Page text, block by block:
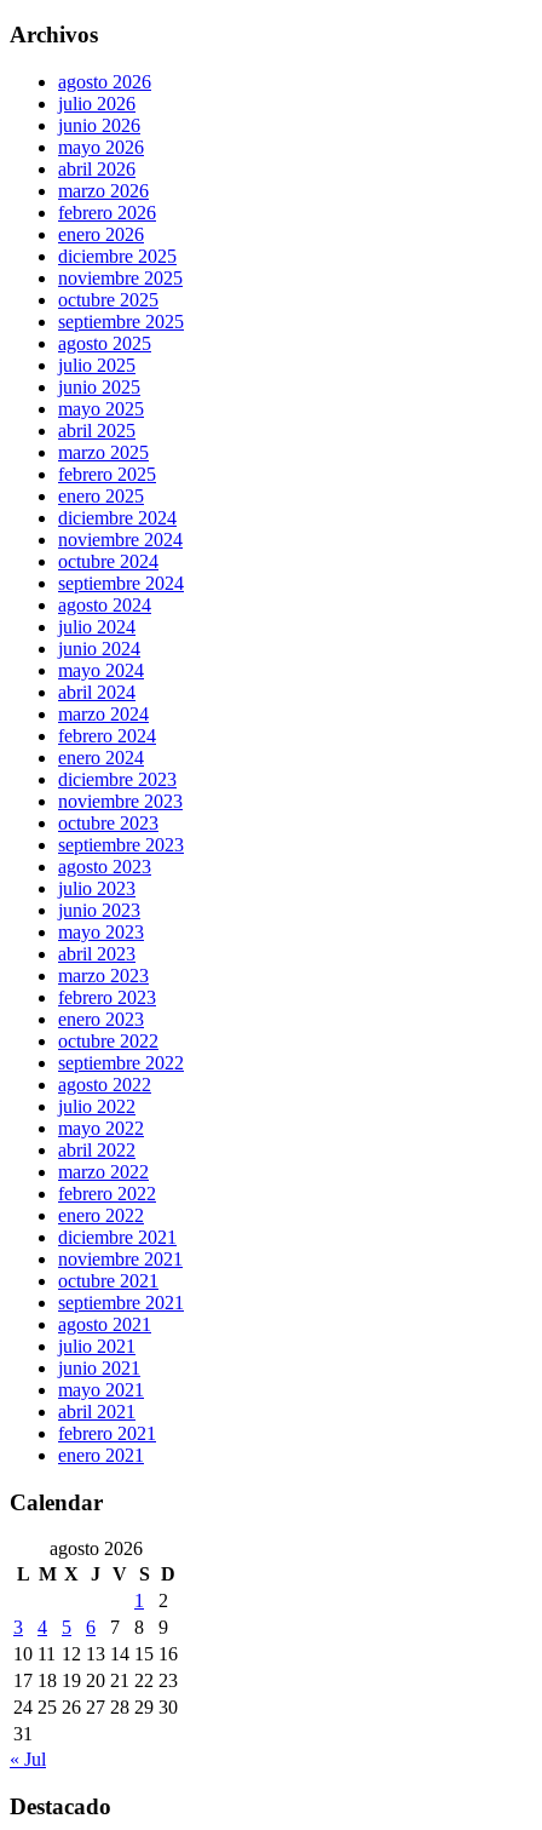
Archivos
agosto 2026
julio 2026
junio 2026
mayo 2026
abril 2026
marzo 2026
febrero 2026
enero 2026
diciembre 2025
noviembre 2025
octubre 2025
septiembre 2025
agosto 2025
julio 2025
junio 2025
mayo 2025
abril 2025
marzo 2025
febrero 2025
enero 2025
diciembre 2024
noviembre 2024
octubre 2024
septiembre 2024
agosto 2024
julio 2024
junio 2024
mayo 2024
abril 2024
marzo 2024
febrero 2024
enero 2024
diciembre 2023
noviembre 2023
octubre 2023
septiembre 2023
agosto 2023
julio 2023
junio 2023
mayo 2023
abril 2023
marzo 2023
febrero 2023
enero 2023
octubre 2022
septiembre 2022
agosto 2022
julio 2022
mayo 2022
abril 2022
marzo 2022
febrero 2022
enero 2022
diciembre 2021
noviembre 2021
octubre 2021
septiembre 2021
agosto 2021
julio 2021
junio 2021
mayo 2021
abril 2021
febrero 2021
enero 2021
Calendar
agosto 2026
L M X J V S D
1
2
3
4 5 6 7 8
9
10 11 12 13 14 15 16
17 18 19 20 21 22 23
24 25 26 27 28 29 30
31
« Jul
Destacado